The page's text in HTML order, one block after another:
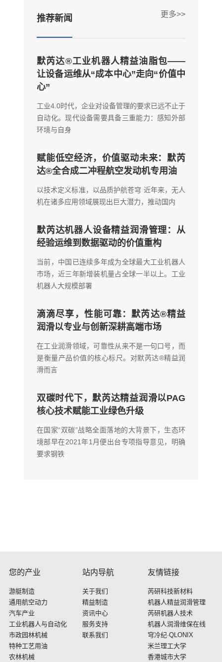
推荐新闻 更多>>
默芮达®工业机器人精益油脂包——
让设备运维从“成本中心”走向“价值中
心”
工业4.0时代，企业对设备管理的要求已远不止于
自动化。现代设备需要具备三重能力：感知外部
环境与自身
赋能低空经济，价值驱动未来：默芮
达®全合成二冲程航空发动机专用油
以技术定义标准，以品质护航苍穹 近年来，无人
机在诸多应用领域展现出巨大潜力，推动国内
默芮达机器人设备精益润滑管理：从
经验运维到数据驱动的价值重构
当前，中国已连续多年成为全球最大工业机器人
市场，近三年新增装机量占全球一半以上。工业
机器人大规模部署
滴滴尽享，性能可靠：默芮达®精益
润滑以专业与创新深耕高端市场
在工业润滑领域，可靠性从来不是一句口号，而
是衡量产品价值的核心标尺。对默芮达®精益润
滑而言
双碳时代下，默芮达精益润滑以PAG
核心技术赋能工业绿色升级
在国家“双碳”战略全面落地的大背景下，生态环
境部早在2021年1月便出台专项指导意见，明确
要求钢铁
您的产业
游艇制造
通用航空动力
汽车产业
工业机器人与自动化
市政园林机械
特种工艺用油
农林机械
站内导航
关于我们
精益制造
资讯中心
服务支持
联系我们
友情链接
芮研科技新材料
机器人精益润滑管理
芮研机器人技术
机器人润滑维保在线
穹冷纪·QLONIX
米兰理工大学
香港城市大学